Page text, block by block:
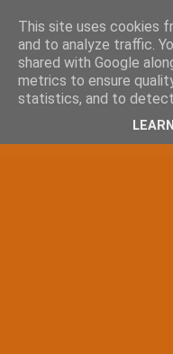
This site uses cookies
and to analyze traffic.
shared with Google
metrics to ensure
statistics, and to detect